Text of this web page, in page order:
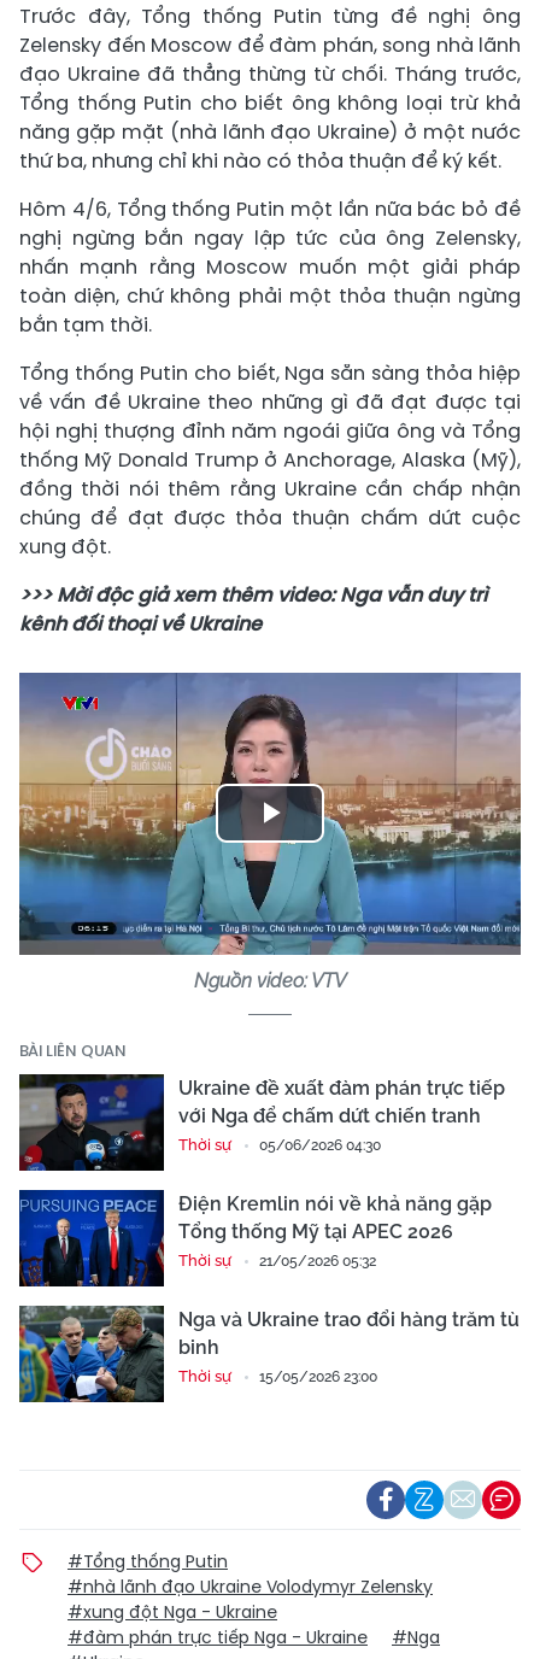
Trước đây, Tổng thống Putin từng đề nghị ông
Zelensky đến Moscow để đàm phán, song nhà lãnh
đạo Ukraine đã thẳng thừng từ chối. Tháng trước,
Tổng thống Putin cho biết ông không loại trừ khả
năng gặp mặt (nhà lãnh đạo Ukraine) ở một nước
thứ ba, nhưng chỉ khi nào có thỏa thuận để ký kết.
Hôm 4/6, Tổng thống Putin một lần nữa bác bỏ đề
nghị ngừng bắn ngay lập tức của ông Zelensky,
nhấn mạnh rằng Moscow muốn một giải pháp
toàn diện, chứ không phải một thỏa thuận ngừng
bắn tạm thời.
Tổng thống Putin cho biết, Nga sẵn sàng thỏa hiệp
về vấn đề Ukraine theo những gì đã đạt được tại
hội nghị thượng đỉnh năm ngoái giữa ông và Tổng
thống Mỹ Donald Trump ở Anchorage, Alaska (Mỹ),
đồng thời nói thêm rằng Ukraine cần chấp nhận
chúng để đạt được thỏa thuận chấm dứt cuộc
xung đột.
>>> Mời độc giả xem thêm video: Nga vẫn duy trì
kênh đối thoại về Ukraine
Play
Video
Nguồn video: VTV
BÀI LIÊN QUAN
Ukraine đề xuất đàm phán trực tiếp
với Nga để chấm dứt chiến tranh
Thời sự 05/06/2026 04:30
Điện Kremlin nói về khả năng gặp
Tổng thống Mỹ tại APEC 2026
Thời sự 21/05/2026 05:32
Nga và Ukraine trao đổi hàng trăm tù
binh
Thời sự 15/05/2026 23:00
#Tổng thống Putin
#nhà lãnh đạo Ukraine Volodymyr Zelensky
#xung đột Nga - Ukraine
#đàm phán trực tiếp Nga - Ukraine
#Nga